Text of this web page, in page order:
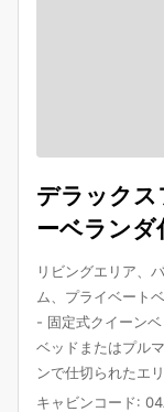
デラックス
ーベランダ
リビングエリア、
ム、プライベート
- 固定式クイーン
ベッドまたはプル
ンで仕切られたエ
キャビンコード: